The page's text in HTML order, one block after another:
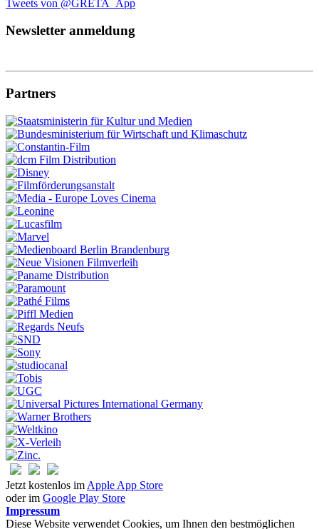
Tweets von @GRETA_App
Newsletter anmeldung
Partners
Jetzt kostenlos im Apple App Store
oder im Google Play Store
Impressum
Diese Website verwendet Cookies, um Ihnen den bestmöglichen